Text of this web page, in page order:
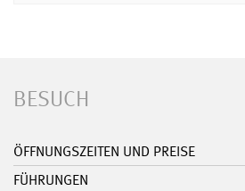
BESUCH
ÖFFNUNGSZEITEN UND PREISE
FÜHRUNGEN